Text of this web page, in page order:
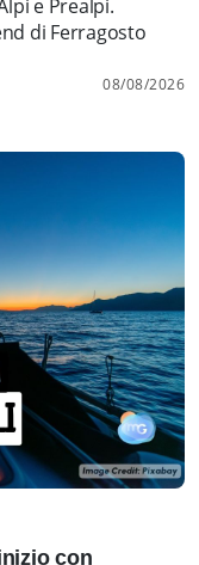
e Prealpi.
di Ferragosto
08/08/2026
con